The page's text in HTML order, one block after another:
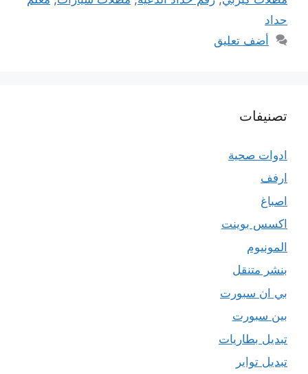
حداد
أضف تعليق
تصنيفات
ادوات صحية
ارفف
اصباغ
اكسس بوينت
المونيوم
بنشر متنقل
بي ان سبورت
بين سبورت
تبديل بطاريات
تبديل تواير